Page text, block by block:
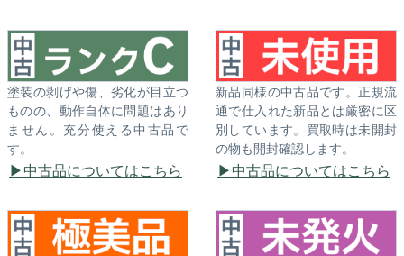
塗装の剥げや傷、劣化が目立つ
ものの、動作自体に問題はあり
ません。充分使える中古品で
す。
中古品についてはこちら
新品同様の中古品です。正規流
通で仕入れた新品とは厳密に区
別しています。買取時は未開封
の物も開封確認します。
中古品についてはこちら